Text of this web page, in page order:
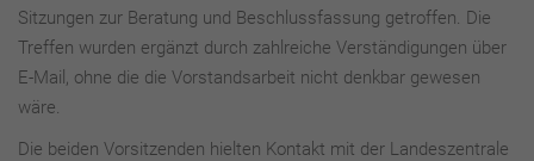
Sitzungen zur Beratung und Beschlussfassung getroffen. Die
Treffen wurden ergänzt durch zahlreiche Verständigungen über
E-Mail, ohne die die Vorstandsarbeit nicht denkbar gewesen
wäre.
Die beiden Vorsitzenden hielten Kontakt mit der Landeszentrale